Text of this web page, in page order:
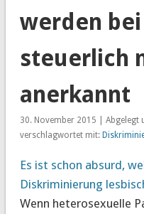
werden
steuerlich
anerkannt
30. November 2015 | Abgelegt
verschlagwortet mit:
Es ist schon absurd,
Diskriminierung
Wenn heterosexuelle